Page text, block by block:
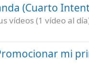
(Cuarto
vídeos (1 vídeo al
mi